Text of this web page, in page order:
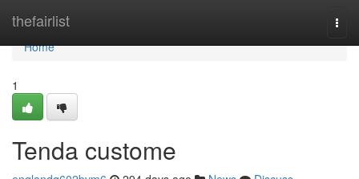
thefairlist
Home
Home
1
Tenda custome